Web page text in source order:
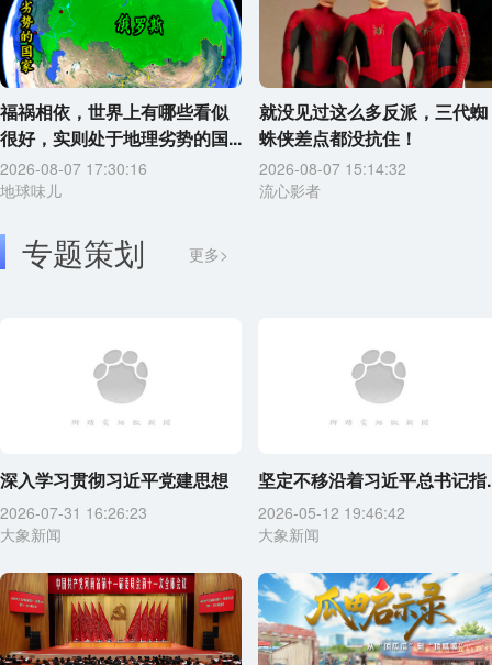
福祸相依，世界上有哪些看似
很好，实则处于地理劣势的国...
2026-08-07 17:30:16
地球味儿
就没见过这么多反派，三代蜘
蛛侠差点都没抗住！
2026-08-07 15:14:32
流心影者
专题策划 更多>
深入学习贯彻习近平党建思想
2026-07-31 16:26:23
大象新闻
坚定不移沿着习近平总书记指
2026-05-12 19:46:42
大象新闻